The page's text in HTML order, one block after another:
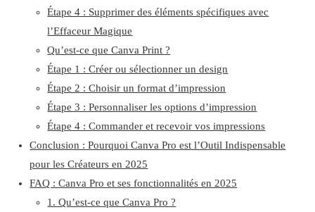
Étape 4 : Supprimer des éléments spécifiques avec
l’Effaceur Magique
Qu’est-ce que Canva Print ?
Étape 1 : Créer ou sélectionner un design
Étape 2 : Choisir un format d’impression
Étape 3 : Personnaliser les options d’impression
Étape 4 : Commander et recevoir vos impressions
Conclusion : Pourquoi Canva Pro est l’Outil Indispensable
pour les Créateurs en 2025
FAQ : Canva Pro et ses fonctionnalités en 2025
1. Qu’est-ce que Canva Pro ?